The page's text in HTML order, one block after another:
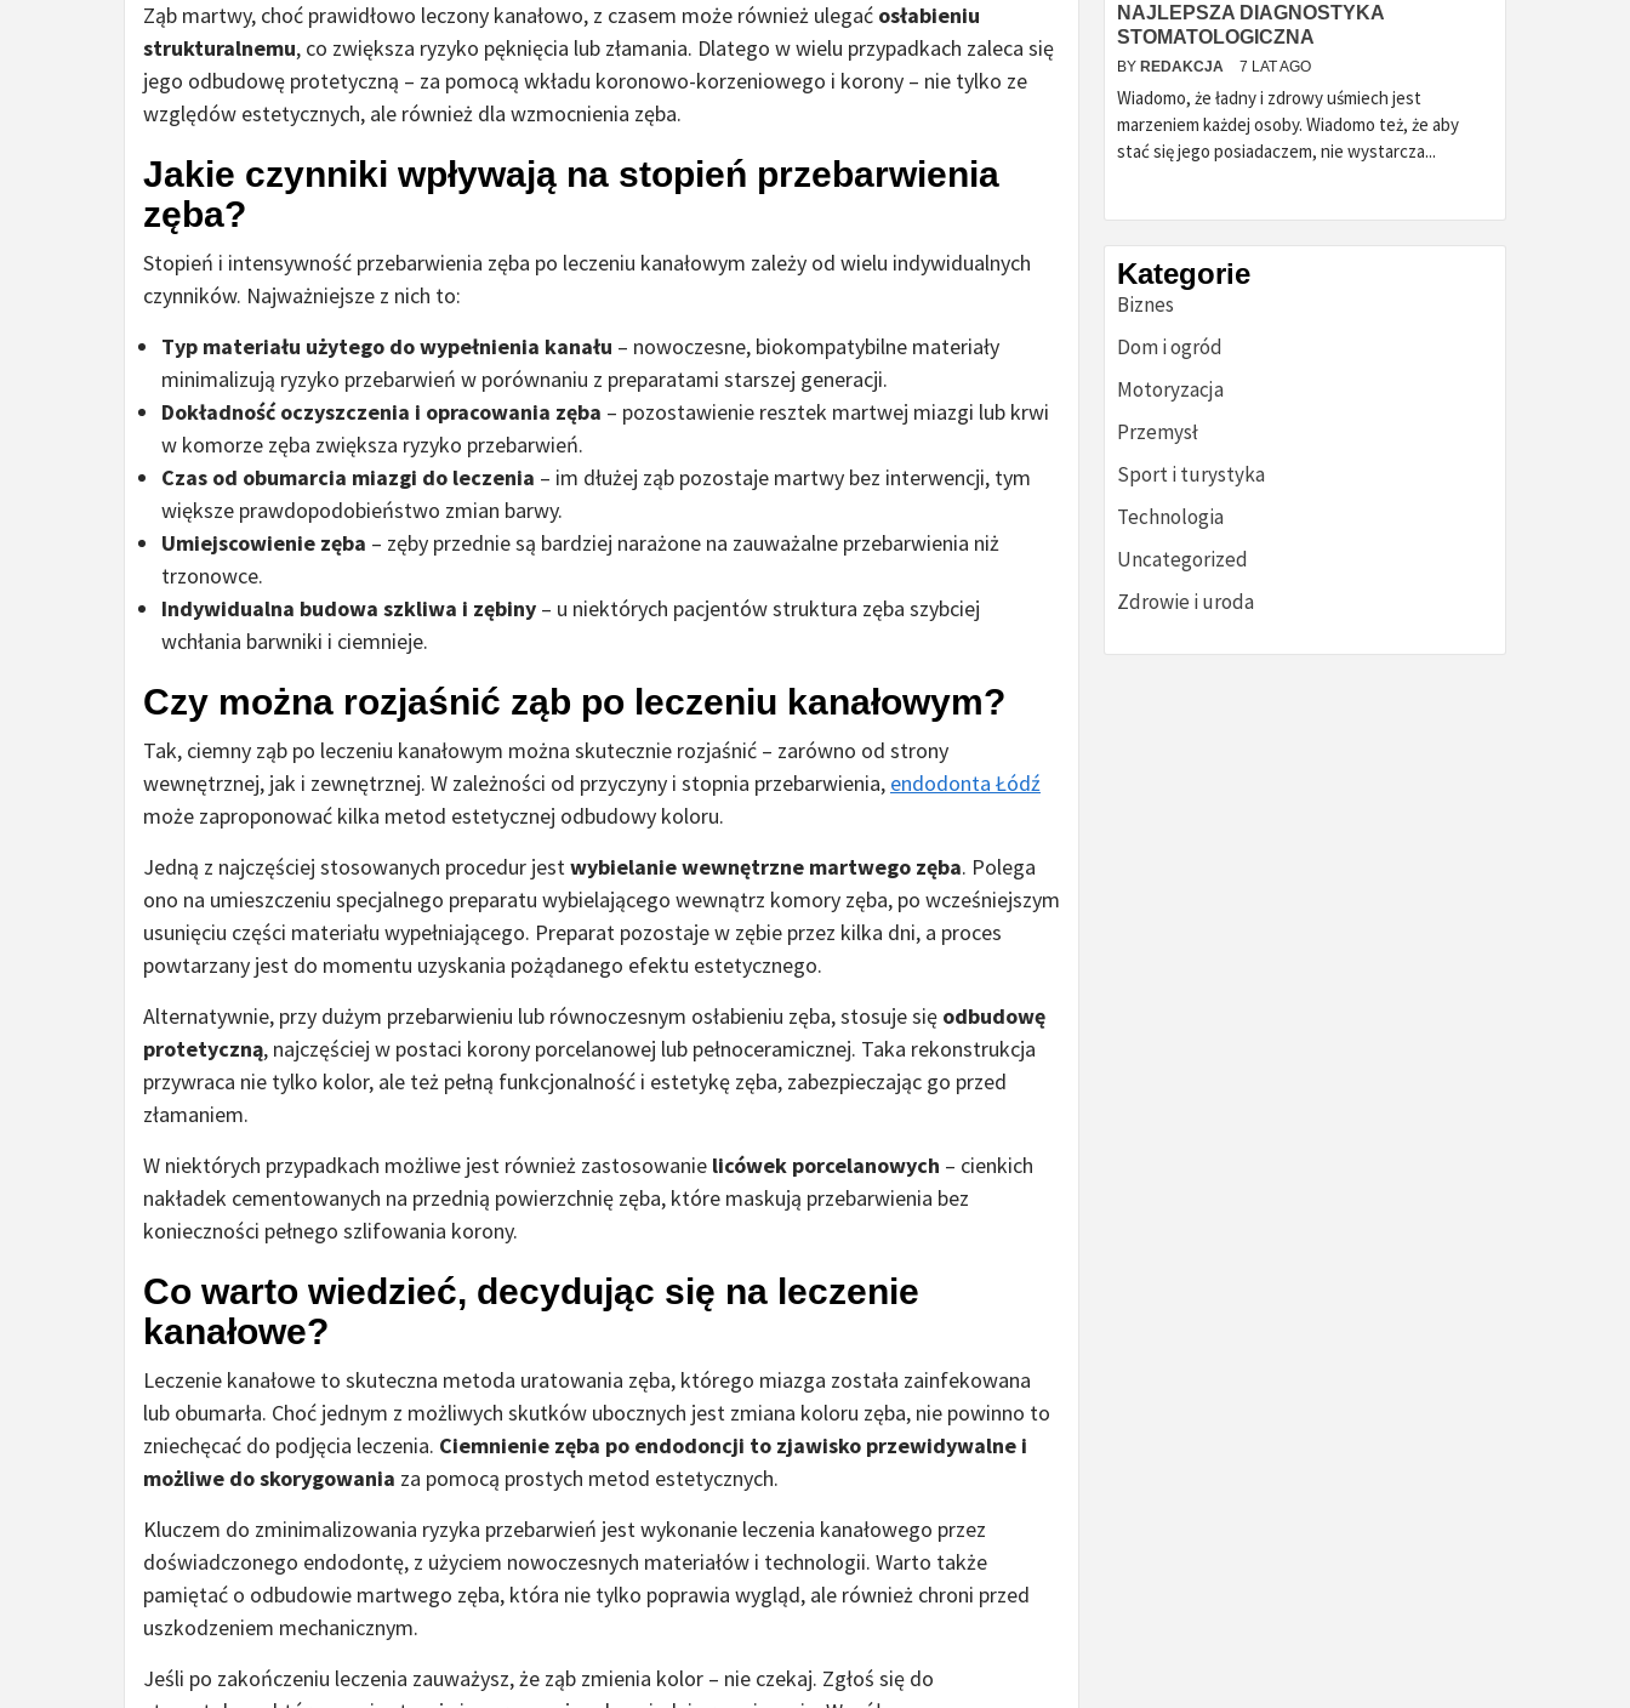
Ząb martwy, choć prawidłowo leczony kanałowo, z czasem może również ulegać osłabieniu
strukturalnemu, co zwiększa ryzyko pęknięcia lub złamania. Dlatego w wielu przypadkach zaleca się
jego odbudowę protetyczną – za pomocą wkładu koronowo-korzeniowego i korony – nie tylko ze
względów estetycznych, ale również dla wzmocnienia zęba.
Jakie czynniki wpływają na stopień przebarwienia
zęba?
Stopień i intensywność przebarwienia zęba po leczeniu kanałowym zależy od wielu indywidualnych
czynników. Najważniejsze z nich to:
Typ materiału użytego do wypełnienia kanału – nowoczesne, biokompatybilne materiały
minimalizują ryzyko przebarwień w porównaniu z preparatami starszej generacji.
Dokładność oczyszczenia i opracowania zęba – pozostawienie resztek martwej miazgi lub krwi
w komorze zęba zwiększa ryzyko przebarwień.
Czas od obumarcia miazgi do leczenia – im dłużej ząb pozostaje martwy bez interwencji, tym
większe prawdopodobieństwo zmian barwy.
Umiejscowienie zęba – zęby przednie są bardziej narażone na zauważalne przebarwienia niż
trzonowce.
Indywidualna budowa szkliwa i zębiny – u niektórych pacjentów struktura zęba szybciej
wchłania barwniki i ciemnieje.
Czy można rozjaśnić ząb po leczeniu kanałowym?
Tak, ciemny ząb po leczeniu kanałowym można skutecznie rozjaśnić – zarówno od strony
wewnętrznej, jak i zewnętrznej. W zależności od przyczyny i stopnia przebarwienia, endodonta Łódź
może zaproponować kilka metod estetycznej odbudowy koloru.
Jedną z najczęściej stosowanych procedur jestwybielanie wewnętrzne martwego zęba. Polega
ono na umieszczeniu specjalnego preparatu wybielającego wewnątrz komory zęba, po wcześniejszym
usunięciu części materiału wypełniającego. Preparat pozostaje w zębie przez kilka dni, a proces
powtarzany jest do momentu uzyskania pożądanego efektu estetycznego.
Alternatywnie, przy dużym przebarwieniu lub równoczesnym osłabieniu zęba, stosuje się odbudowę
protetyczną, najczęściej w postaci korony porcelanowej lub pełnoceramicznej. Taka rekonstrukcja
przywraca nie tylko kolor, ale też pełną funkcjonalność i estetykę zęba, zabezpieczając go przed
złamaniem.
W niektórych przypadkach możliwe jest również zastosowanie licówek porcelanowych – cienkich
nakładek cementowanych na przednią powierzchnię zęba, które maskują przebarwienia bez
konieczności pełnego szlifowania korony.
Co warto wiedzieć, decydując się na leczenie
kanałowe?
Leczenie kanałowe to skuteczna metoda uratowania zęba, którego miazga została zainfekowana
lub obumarła. Choć jednym z możliwych skutków ubocznych jest zmiana koloru zęba, nie powinno to
zniechęcać do podjęcia leczenia. Ciemnienie zęba po endodoncji to zjawisko przewidywalne i
możliwe do skorygowania za pomocą prostych metod estetycznych.
Kluczem do zminimalizowania ryzyka przebarwień jest wykonanie leczenia kanałowego przez
doświadczonego endodontę, z użyciem nowoczesnych materiałów i technologii. Warto także
pamiętać o odbudowie martwego zęba, która nie tylko poprawia wygląd, ale również chroni przed
uszkodzeniem mechanicznym.
Jeśli po zakończeniu leczenia zauważysz, że ząb zmienia kolor – nie czekaj. Zgłoś się do
NAJLEPSZA DIAGNOSTYKA
STOMATOLOGICZNA
BY REDAKCJA 7 LAT AGO
Wiadomo, że ładny i zdrowy uśmiech jest
marzeniem każdej osoby. Wiadomo też, że aby
stać się jego posiadaczem, nie wystarcza...
Kategorie
Biznes
Dom i ogród
Motoryzacja
Przemysł
Sport i turystyka
Technologia
Uncategorized
Zdrowie i uroda